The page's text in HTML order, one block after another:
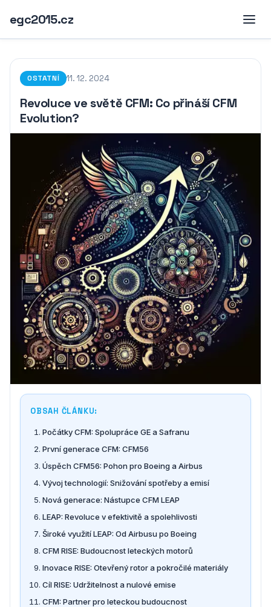
egc2015.cz
OSTATNÍ 11. 12. 2024
Revoluce ve světě CFM: Co přináší CFM
Evolution?
OBSAH ČLÁNKU:
Počátky CFM: Spolupráce GE a Safranu
První generace CFM: CFM56
Úspěch CFM56: Pohon pro Boeing a Airbus
Vývoj technologií: Snižování spotřeby a emisí
Nová generace: Nástupce CFM LEAP
LEAP: Revoluce v efektivitě a spolehlivosti
Široké využití LEAP: Od Airbusu po Boeing
CFM RISE: Budoucnost leteckých motorů
Inovace RISE: Otevřený rotor a pokročilé materiály
Cíl RISE: Udržitelnost a nulové emise
CFM: Partner pro leteckou budoucnost